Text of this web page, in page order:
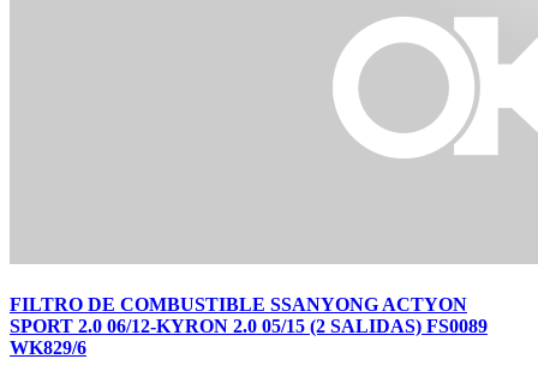
FILTRO DE COMBUSTIBLE SSANYONG ACTYON
SPORT 2.0 06/12-KYRON 2.0 05/15 (2 SALIDAS) FS0089
WK829/6